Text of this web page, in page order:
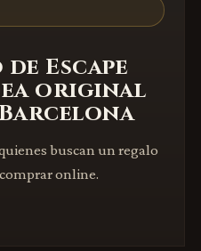
Escape
original
buscan un regalo
online.